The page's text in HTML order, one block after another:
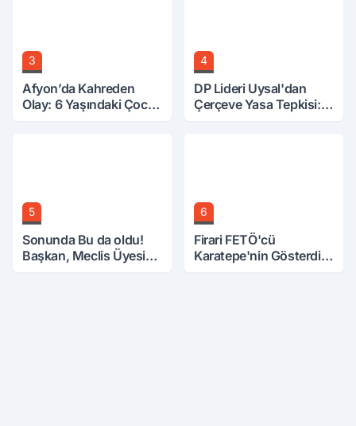
3
Afyon’da Kahreden
Olay: 6 Yaşındaki Çocuk
4
DP Lideri Uysal'dan
Çerçeve Yasa Tepkisi:
5
Sonunda Bu da oldu!
Başkan, Meclis Üyesini
6
Firari FETÖ'cü
Karatepe'nin Gösterdiği